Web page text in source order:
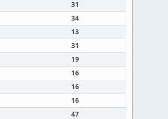
31
34
13
31
19
16
16
16
47